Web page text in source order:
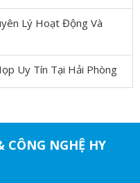
Lý Hoạt Động Và
Uy Tín Tại Hải Phòng
CÔNG NGHỆ HY